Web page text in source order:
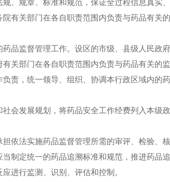
规章、标准和规范，保证全过程信息真实、
关部门在各自职责范围内负责与药品有关
监督管理工作。设区的市级、县级人民政
关部门在各自职责范围内负责与药品有关的监
，统一领导、组织、协调本行政区域内的药
发展规划，将药品安全工作经费列入本级
法实施药品监督管理所需的审评、检验、核
统一的药品追溯标准和规范，推进药品追
行监测、识别、评估和控制。